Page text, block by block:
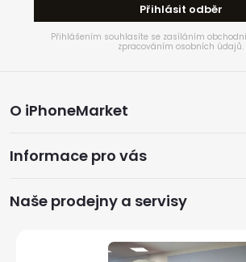
Přihlásit odběr
Přihlášením souhlasíte se zasíláním
zpracováním osobních údajů.
á
p
a
O iPhoneMarket
Informace pro vás
Naše prodejny a servisy